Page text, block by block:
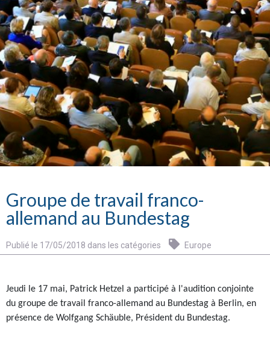
Groupe de travail franco-
allemand au Bundestag
Publié le 17/05/2018 dans les catégories Europe
Jeudi le 17 mai, Patrick Hetzel a participé à l'audition conjointe
du groupe de travail franco-allemand au Bundestag à Berlin, en
présence de Wolfgang Schäuble, Président du Bundestag.